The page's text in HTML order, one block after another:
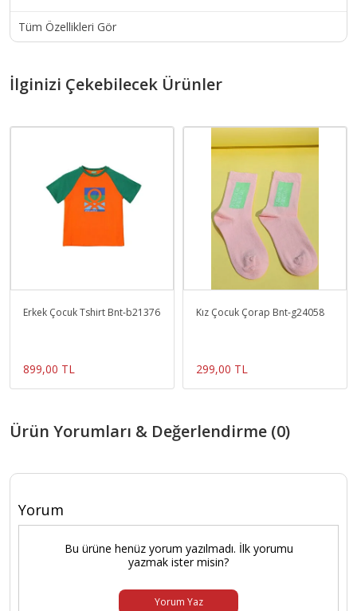
Tüm Özellikleri Gör
İlginizi Çekebilecek Ürünler
Erkek Çocuk Tshirt Bnt-b21376
899,00 TL
Kız Çocuk Çorap Bnt-g24058
299,00 TL
Ürün Yorumları & Değerlendirme (0)
Yorum
Bu ürüne henüz yorum yazılmadı. İlk yorumu
yazmak ister misin?
Yorum Yaz